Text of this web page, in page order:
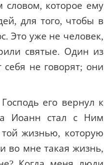
словом, которое ему
для того, чтобы в
Это уже не человек,
святые. Один из
не говорят; они
его вернул к
Иоанн стал с Ним
жизнью, которую
во мне такая жизнь,